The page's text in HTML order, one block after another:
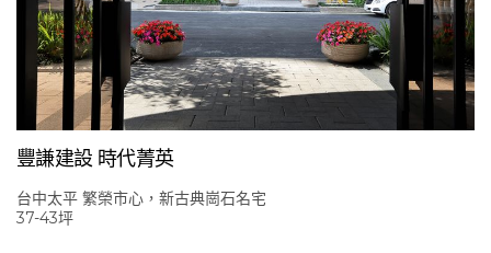
豐謙建設 時代菁英
台中太平 繁榮市心，新古典崗石名宅
37-43坪